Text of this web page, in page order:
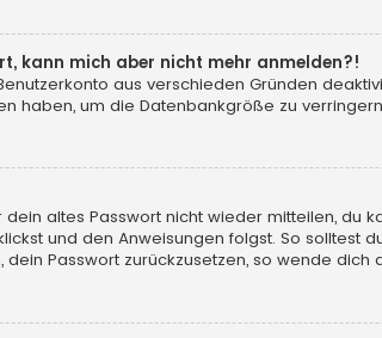
kann mich aber nicht mehr anmelden?!
aus verschieden Gründen
haben, um die Datenbankgröße zu
altes Passwort nicht wieder mitteilen,
und den Anweisungen folgst. So solltest
Passwort zurückzusetzen, so wende